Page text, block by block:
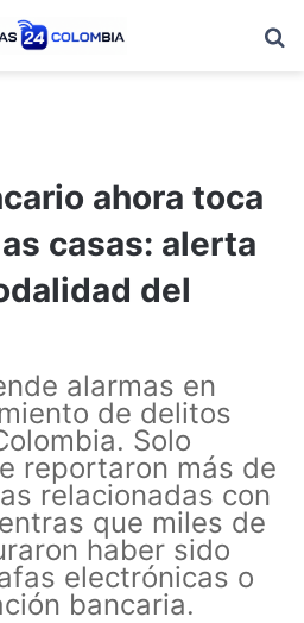
ahora toca
casas: alerta
del
alarmas en
de delitos
Solo
reportaron más de
relacionadas con
que miles de
haber sido
electrónicas o
bancaria.